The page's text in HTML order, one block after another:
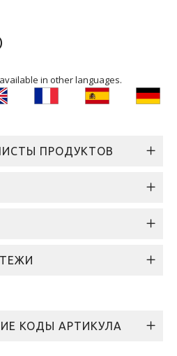
in other languages.
ПРОДУКТОВ
КОДЫ АРТИКУЛА